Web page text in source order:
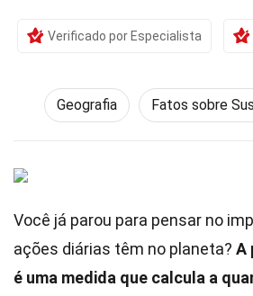
Verificado por Especialista
Geografia Fatos sobre
Você já parou para pensar no
ações diárias têm no planeta? A
é uma medida que calcula a